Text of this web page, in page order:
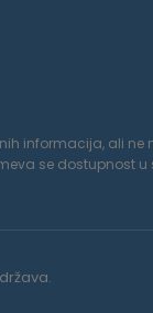
informacija, ali ne
se dostupnost u